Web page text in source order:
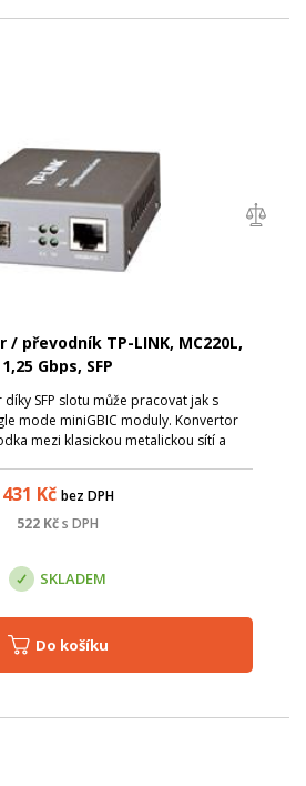
převodník TP-LINK, MC220L,
1,25 Gbps, SFP
SFP slotu může pracovat jak s
mode miniGBIC moduly. Konvertor
mezi klasickou metalickou sítí a
431 Kč bez DPH
522 Kčs DPH
SKLADEM
Do košíku